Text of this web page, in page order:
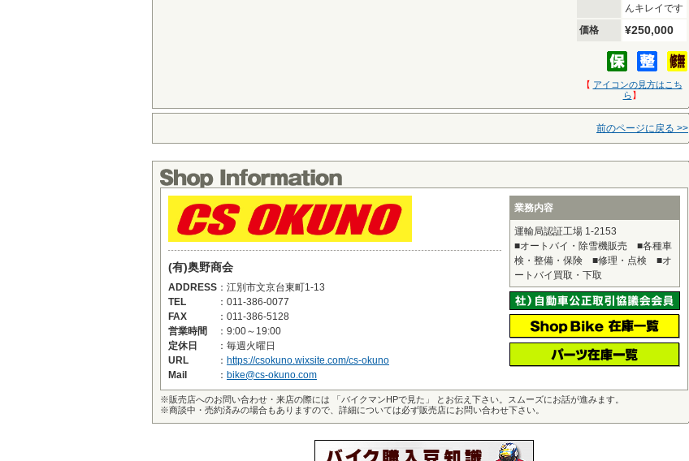
んキレイです
価格
¥250,000
【 アイコンの見方はこち
ら】
前のページに戻る >>
(有)奥野商会
ADDRESS ： 江別市文京台東町1-13
TEL
： 011-386-0077
FAX
： 011-386-5128
営業時間
： 9:00～19:00
定休日
： 毎週火曜日
URL
： https://csokuno.wixsite.com/cs-okuno
Mail
： bike@cs-okuno.com
業務内容
運輸局認証工場 1-2153
■オートバイ・除雪機販売 ■各種車
検・整備・保険 ■修理・点検 ■オ
ートバイ買取・下取
※販売店へのお問い合わせ・来店の際には 「バイクマンHPで見た」 とお伝え下さい。スムーズにお話が進みます。
※商談中・売約済みの場合もありますので、詳細については必ず販売店にお問い合わせ下さい。